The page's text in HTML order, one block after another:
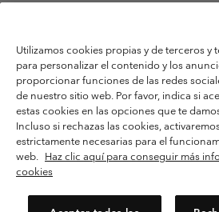
Condiciones de uso
Terminos de Venta
Política de Privacidad
Términos y condiciones del programa de
Términos De Uso Del Contenido Generado Por
Impressum
Cookies Public CBCR
Servicio al cliente: Lu. - Vi. de 9:00 a 13:00 y
Utilizamos cookies propias y de terceros y
para personalizar el contenido y los
proporcionar funciones de las redes
de nuestro sitio web. Por favor, indica si
estas cookies en las opciones que te
Incluso si rechazas las cookies,
estrictamente necesarias para el
web. Haz clic aquí para conseguir más
cookies
Selecciona tu país e
Compras en línea